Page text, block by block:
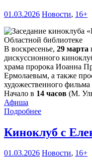
01.03.2026 Новости, 16+
В воскресенье, 29 марта
дискуссионного
храма пророка Иоанна
Ермолаевым, а также
художественного
Начало в 14 часов (М.
Афиша
Подробнее
Киноклуб с
01.03.2026 Новости, 16+